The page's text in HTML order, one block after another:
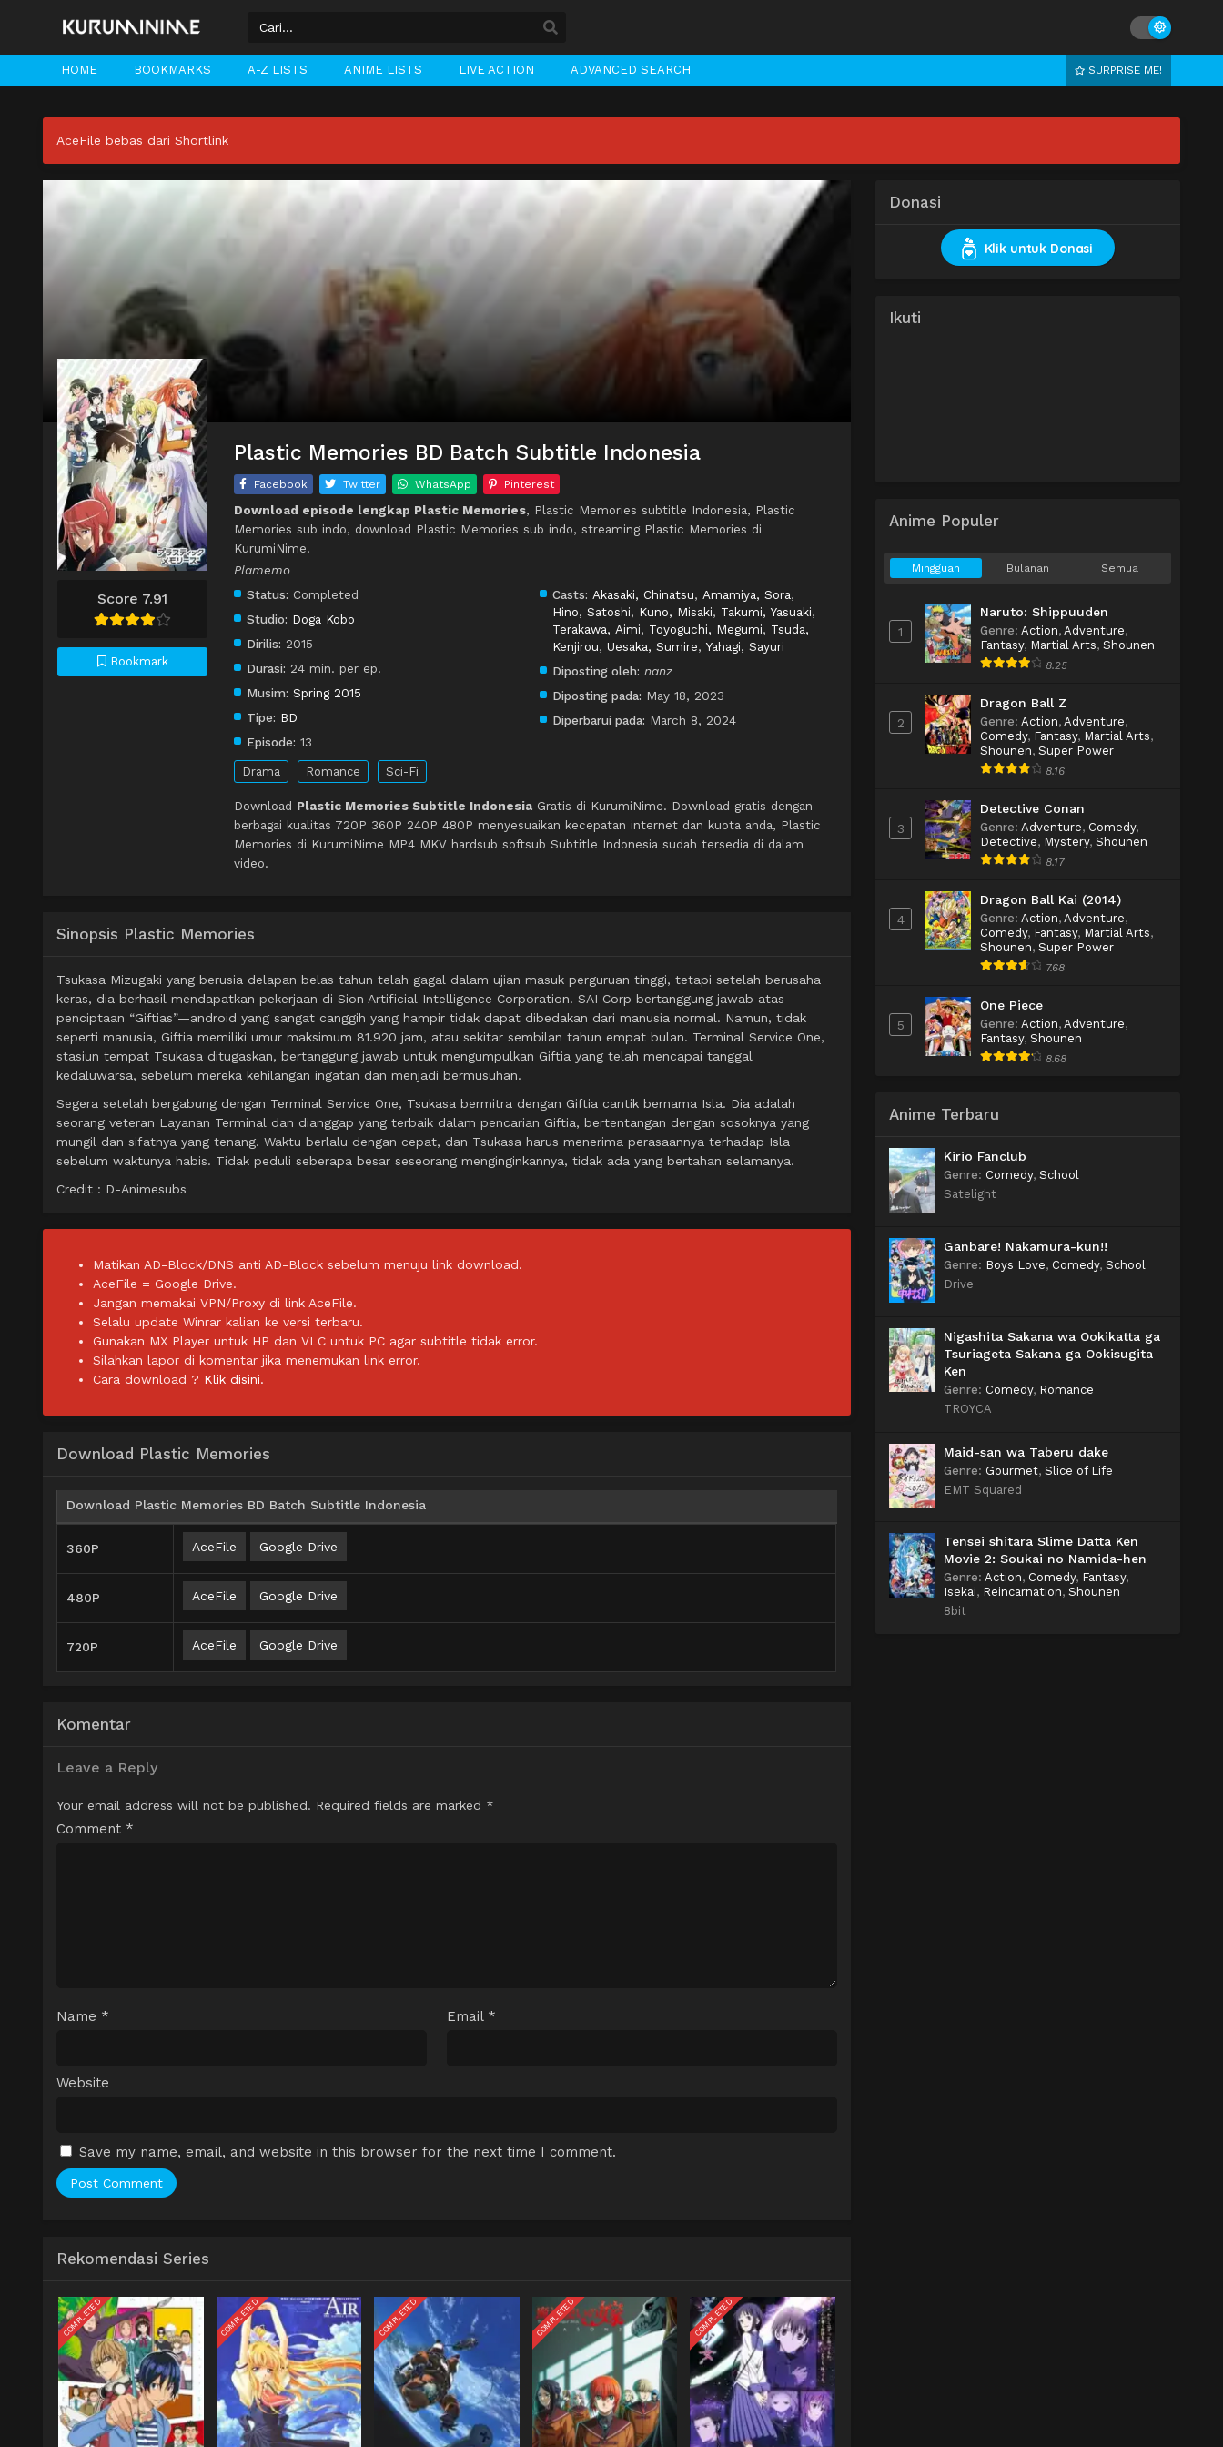
HOME BOOKMARKS A-Z LISTS ANIME LISTS LIVE ACTION ADVANCED SEARCH SURPRISE ME!
AceFile bebas dari Shortlink
Score 7.91
Bookmark
Plastic Memories BD Batch Subtitle Indonesia
Facebook Twitter WhatsApp Pinterest
Download episode lengkap Plastic Memories, Plastic Memories subtitle Indonesia, Plastic
Memories sub indo, download Plastic Memories sub indo, streaming Plastic Memories di
KurumiNime.
Plamemo
Status: Completed
Studio: Doga Kobo
Dirilis: 2015
Durasi: 24 min. per ep.
Musim: Spring 2015
Tipe: BD
Episode: 13
Casts: Akasaki, Chinatsu, Amamiya, Sora,
Hino, Satoshi, Kuno, Misaki, Takumi, Yasuaki,
Terakawa, Aimi, Toyoguchi, Megumi, Tsuda,
Kenjirou, Uesaka, Sumire, Yahagi, Sayuri
Diposting oleh: nanz
Diposting pada: May 18, 2023
Diperbarui pada: March 8, 2024
Drama Romance Sci-Fi
Download Plastic Memories Subtitle Indonesia Gratis di KurumiNime. Download gratis dengan
berbagai kualitas 720P 360P 240P 480P menyesuaikan kecepatan internet dan kuota anda, Plastic
Memories di KurumiNime MP4 MKV hardsub softsub Subtitle Indonesia sudah tersedia di dalam
video.
Sinopsis Plastic Memories
Tsukasa Mizugaki yang berusia delapan belas tahun telah gagal dalam ujian masuk perguruan tinggi, tetapi setelah berusaha
keras, dia berhasil mendapatkan pekerjaan di Sion Artificial Intelligence Corporation. SAI Corp bertanggung jawab atas
penciptaan “Giftias”—android yang sangat canggih yang hampir tidak dapat dibedakan dari manusia normal. Namun, tidak
seperti manusia, Giftia memiliki umur maksimum 81.920 jam, atau sekitar sembilan tahun empat bulan. Terminal Service One,
stasiun tempat Tsukasa ditugaskan, bertanggung jawab untuk mengumpulkan Giftia yang telah mencapai tanggal
kedaluwarsa, sebelum mereka kehilangan ingatan dan menjadi bermusuhan.
Segera setelah bergabung dengan Terminal Service One, Tsukasa bermitra dengan Giftia cantik bernama Isla. Dia adalah
seorang veteran Layanan Terminal dan dianggap yang terbaik dalam pencarian Giftia, bertentangan dengan sosoknya yang
mungil dan sifatnya yang tenang. Waktu berlalu dengan cepat, dan Tsukasa harus menerima perasaannya terhadap Isla
sebelum waktunya habis. Tidak peduli seberapa besar seseorang menginginkannya, tidak ada yang bertahan selamanya.
Credit : D-Animesubs
Matikan AD-Block/DNS anti AD-Block sebelum menuju link download.
AceFile = Google Drive.
Jangan memakai VPN/Proxy di link AceFile.
Selalu update Winrar kalian ke versi terbaru.
Gunakan MX Player untuk HP dan VLC untuk PC agar subtitle tidak error.
Silahkan lapor di komentar jika menemukan link error.
Cara download ? Klik disini.
Download Plastic Memories
Download Plastic Memories BD Batch Subtitle Indonesia
360P AceFile Google Drive
480P AceFile Google Drive
720P AceFile Google Drive
Komentar
Leave a Reply
Your email address will not be published. Required fields are marked *
Comment *
Name * Email *
Website
Save my name, email, and website in this browser for the next time I comment.
Rekomendasi Series
COMPLETED COMPLETED COMPLETED COMPLETED COMPLETED
Donasi
Klik untuk Donasi
Ikuti
Anime Populer
Mingguan Bulanan Semua
1
Naruto: Shippuuden
Genre: Action, Adventure,
Fantasy, Martial Arts, Shounen
8.25
2
Dragon Ball Z
Genre: Action, Adventure,
Comedy, Fantasy, Martial Arts,
Shounen, Super Power
8.16
3
Detective Conan
Genre: Adventure, Comedy,
Detective, Mystery, Shounen
8.17
4
Dragon Ball Kai (2014)
Genre: Action, Adventure,
Comedy, Fantasy, Martial Arts,
Shounen, Super Power
7.68
5
One Piece
Genre: Action, Adventure,
Fantasy, Shounen
8.68
Anime Terbaru
Kirio Fanclub
Genre: Comedy, School
Satelight
Ganbare! Nakamura-kun!!
Genre: Boys Love, Comedy, School
Drive
Nigashita Sakana wa Ookikatta ga
Tsuriageta Sakana ga Ookisugita
Ken
Genre: Comedy, Romance
TROYCA
Maid-san wa Taberu dake
Genre: Gourmet, Slice of Life
EMT Squared
Tensei shitara Slime Datta Ken
Movie 2: Soukai no Namida-hen
Genre: Action, Comedy, Fantasy,
Isekai, Reincarnation, Shounen
8bit